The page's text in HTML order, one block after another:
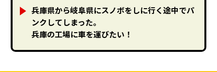
兵庫県から岐阜県にスノボをしに行く途中でパ
ンクしてしまった。
兵庫の工場に車を運びたい！